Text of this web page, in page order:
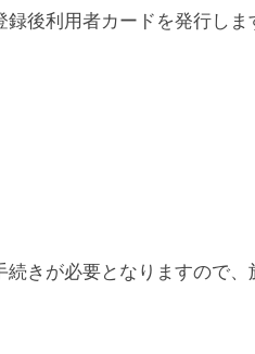
後利用者カードを発行しま
きが必要となりますので、